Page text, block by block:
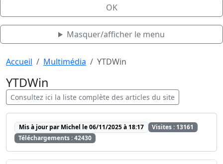
OK
Masquer/afficher le menu
Aller au contenu principal
Accueil Multimédia YTDWin
YTDWin
Consultez ici la liste complète des articles du site
Mis à jour par Michel le 06/11/2025 à 18:17
Visites : 13161
Téléchargements : 42430